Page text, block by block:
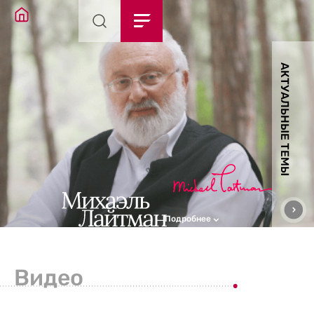
АКТУАЛЬНЫЕ ТЕМЫ
Подробнее
Видео